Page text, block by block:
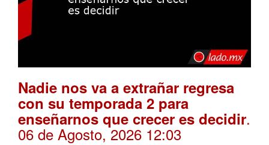
Nadie nos va a extrañar regresa
con su temporada 2 para
enseñarnos que crecer es decidir.
06 de Agosto, 2026 12:03